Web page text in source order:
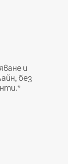
и
без